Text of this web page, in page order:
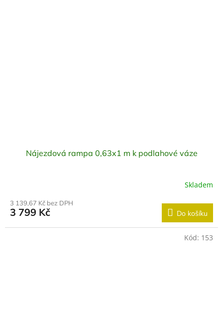
Nájezdová rampa 0,63x1 m k podlahové váze
Skladem
3 139,67 Kč bez DPH
3 799 Kč Do košíku
Kód: 153